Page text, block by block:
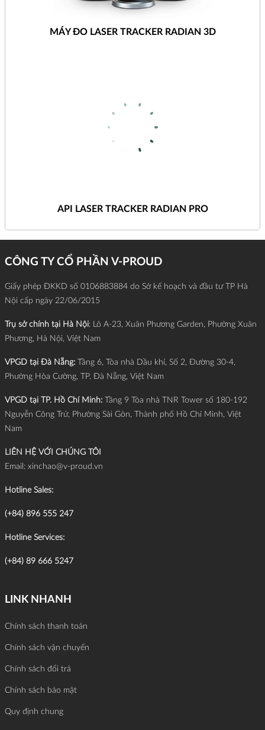
MÁY ĐO LASER TRACKER RADIAN 3D
API LASER TRACKER RADIAN PRO
CÔNG TY CỔ PHẦN V-PROUD
Giấy phép ĐKKD số 0106883884 do Sở kế hoạch và đầu tư TP Hà
Nội cấp ngày 22/06/2015
Trụ sở chính tại Hà Nội: Lô A-23, Xuân Phương Garden, Phường Xuân
Phương, Hà Nội, Việt Nam
VPGD tại Đà Nẵng: Tầng 6, Tòa nhà Dầu khí, Số 2, Đường 30-4,
Phường Hòa Cường, TP. Đà Nẵng, Việt Nam
VPGD tại TP. Hồ Chí Minh: Tầng 9 Tòa nhà TNR Tower số 180-192
Nguyễn Công Trứ, Phường Sài Gòn, Thành phố Hồ Chí Minh, Việt
Nam
LIÊN HỆ VỚI CHÚNG TÔI
Email: xinchao@v-proud.vn
Hotline Sales:
(+84) 896 555 247
Hotline Services:
(+84) 89 666 5247
LINK NHANH
Chính sách thanh toán
Chính sách vận chuyển
Chính sách đổi trả
Chính sách bảo mật
Quy định chung